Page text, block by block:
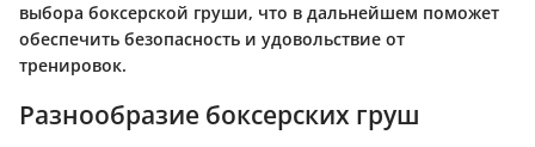
выбора боксерской груши, что в дальнейшем поможет
обеспечить безопасность и удовольствие от
тренировок.
Разнообразие боксерских груш